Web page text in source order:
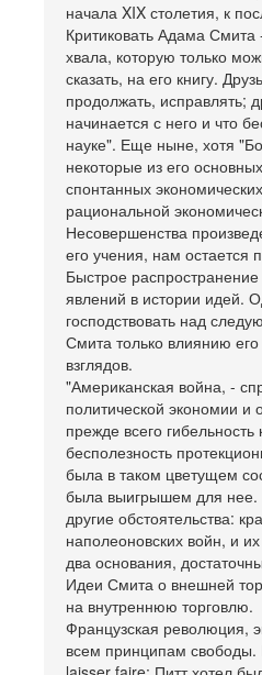
начала XIX столетия, к
Критиковать Адама Смита
хвала, которую только
сказать, на его книгу.
продолжать, исправлять;
начинается с него и что
науке". Еще ныне, хотя
некоторые из его
спонтанных
рациональной
Несовершенства
его учения, нам остается
Быстрое
явлений в истории идей.
господствовать над
Смита только влиянию
взглядов.
"Американская война, -
политической экономии и
прежде всего
бесполезность
была в таком цветущем
была выигрышем для нее.
другие обстоятельства:
наполеоновских войн, и
два основания,
Идеи Смита о внешней
на внутреннюю торговлю.
Французская революция,
всем принципам свободы.